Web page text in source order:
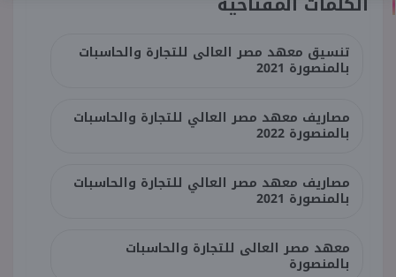
تنسيق معهد مصر العالى للتجارة والحاسبات
بالمنصورة 2021
مصاريف معهد مصر العالي للتجارة والحاسبات
بالمنصورة 2022
مصاريف معهد مصر العالي للتجارة والحاسبات
بالمنصورة 2021
معهد مصر العالى للتجارة والحاسبات
بالمنصورة